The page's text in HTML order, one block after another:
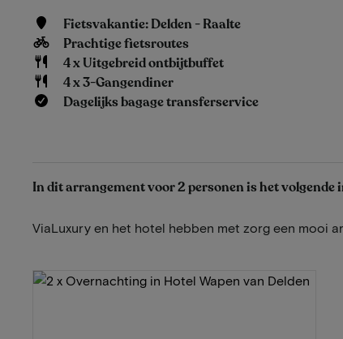
Fietsvakantie: Delden - Raalte
Prachtige fietsroutes
4 x Uitgebreid ontbijtbuffet
4 x 3-Gangendiner
Dagelijks bagage transferservice
In dit arrangement voor 2 personen is het volgende
ViaLuxury en het hotel hebben met zorg een mooi